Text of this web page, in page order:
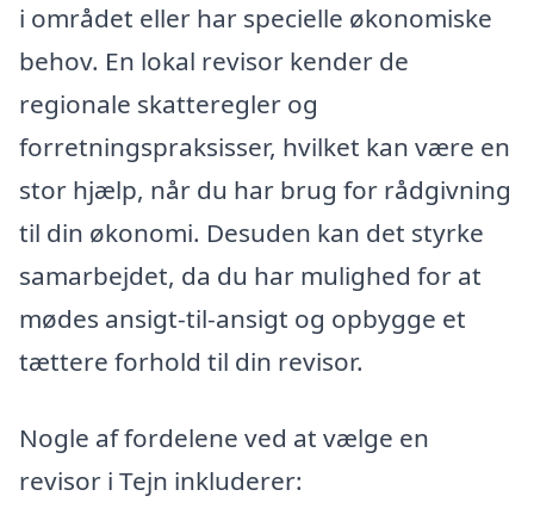
i området eller har specielle økonomiske
behov. En lokal revisor kender de
regionale skatteregler og
forretningspraksisser, hvilket kan være en
stor hjælp, når du har brug for rådgivning
til din økonomi. Desuden kan det styrke
samarbejdet, da du har mulighed for at
mødes ansigt-til-ansigt og opbygge et
tættere forhold til din revisor.
Nogle af fordelene ved at vælge en
revisor i Tejn inkluderer: